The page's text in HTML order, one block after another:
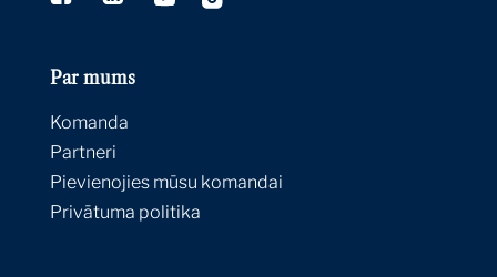
Par mums
Komanda
Partneri
Pievienojies mūsu komandai
Privātuma politika